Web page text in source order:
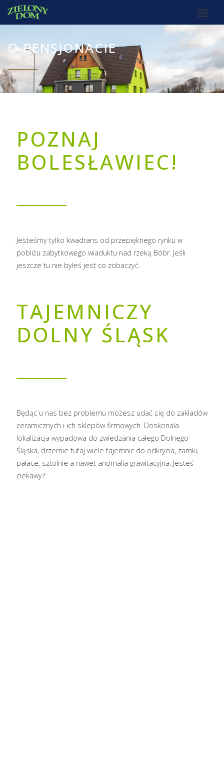
O PENSJONACIE
POZNAJ
BOLESŁAWIEC!
Jesteśmy tylko kwadrans od przepięknego rynku w
pobliżu zabytkowego wiaduktu nad rzeką Bóbr. Jeśli
jeszcze tu nie byłeś jest co zobaczyć.
TAJEMNICZY
DOLNY ŚLĄSK
Będąc u nas bez problemu możesz udać się do zakładów
ceramicznych i ich sklepów firmowych. Doskonała
lokalizacja wypadowa do zwiedzania całego Dolnego
Śląska, drzemie tutaj wiele tajemnic do odkrycia, zamki,
pałace, sztolnie a nawet anomalia grawitacyjna. Jesteś
ciekawy?